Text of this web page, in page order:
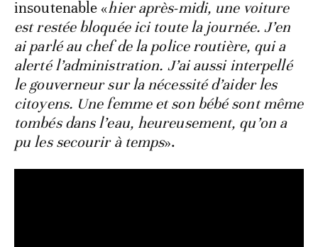
insoutenable «hier après-midi, une voiture
est restée bloquée ici toute la journée. J’en
ai parlé au chef de la police routière, qui a
alerté l’administration. J’ai aussi interpellé
le gouverneur sur la nécessité d’aider les
citoyens. Une femme et son bébé sont même
tombés dans l’eau, heureusement, qu’on a
pu les secourir à temps».